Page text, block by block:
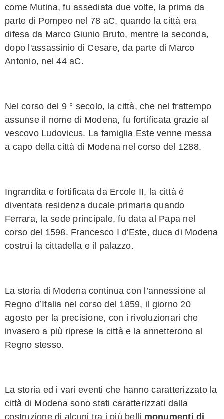
come Mutina, fu assediata due volte, la prima da
parte di Pompeo nel 78 aC, quando la città era
difesa da Marco Giunio Bruto, mentre la seconda,
dopo l'assassinio di Cesare, da parte di Marco
Antonio, nel 44 aC.
Nel corso del 9 ° secolo, la città, che nel frattempo
assunse il nome di Modena, fu fortificata grazie al
vescovo Ludovicus. La famiglia Este venne messa
a capo della città di Modena nel corso del 1288.
Ingrandita e fortificata da Ercole II, la città è
diventata residenza ducale primaria quando
Ferrara, la sede principale, fu data al Papa nel
corso del 1598. Francesco I d'Este, duca di Modena
costruì la cittadella e il palazzo.
La storia di Modena continua con l’annessione al
Regno d’Italia nel corso del 1859, il giorno 20
agosto per la precisione, con i rivoluzionari che
invasero a più riprese la città e la annetterono al
Regno stesso.
La storia ed i vari eventi che hanno caratterizzato la
città di Modena sono stati caratterizzati dalla
costruzione di alcuni tra i più belli monumenti di